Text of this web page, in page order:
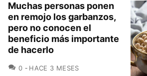
Muchas personas ponen
en remojo los garbanzos,
pero no conocen el
beneficio más importante
de hacerlo
0 COMENTARIOS
HACE 3 MESES